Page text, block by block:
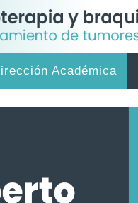
Académica